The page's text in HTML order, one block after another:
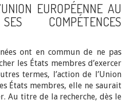
EUROPÉENNE AU
COMPÉTENCES
ont en commun de ne pas
les États membres d’exercer
termes, l’action de l’Union
États membres, elle ne saurait
Au titre de la recherche, dès le